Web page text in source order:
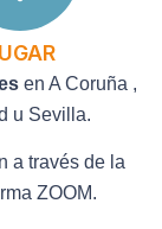
en A Coruña ,
u Sevilla.
a través de la
ZOOM.